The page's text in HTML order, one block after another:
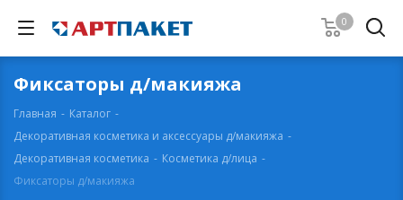
0
Фиксаторы д/макияжа
Главная - Каталог -
Декоративная косметика и аксессуары д/макияжа -
Декоративная косметика - Косметика д/лица -
Фиксаторы д/макияжа